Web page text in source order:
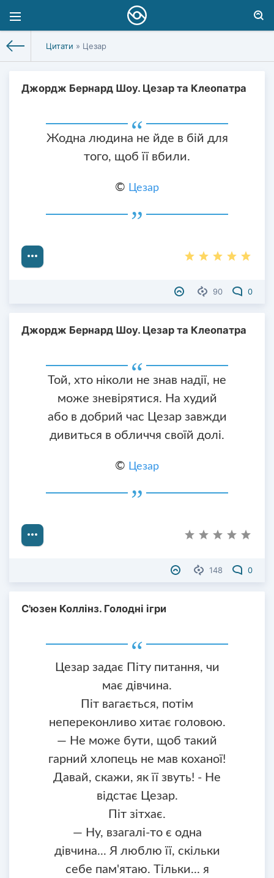
Цитати » Цезар
Джордж Бернард Шоу. Цезар та Клеопатра
Жодна людина не йде в бій для
того, щоб її вбили.
© Цезар
90 0
Джордж Бернард Шоу. Цезар та Клеопатра
Той, хто ніколи не знав надії, не
може зневірятися. На худий
або в добрий час Цезар завжди
дивиться в обличчя своїй долі.
© Цезар
148 0
С'юзен Коллінз. Голодні ігри
Цезар задає Піту питання, чи
має дівчина.
Піт вагається, потім
непереконливо хитає головою.
— Не може бути, щоб такий
гарний хлопець не мав коханої!
Давай, скажи, як її звуть! - Не
відстає Цезар.
Піт зітхає.
— Ну, взагалі-то є одна
дівчина... Я люблю її, скільки
себе пам'ятаю. Тільки... я